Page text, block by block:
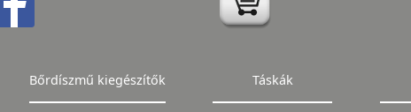
Bőrdíszmű kiegészítők Táskák